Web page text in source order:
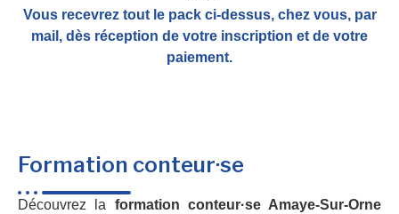
Vous recevrez tout le pack ci-dessus, chez vous, par
mail, dès réception de votre inscription et de votre
paiement.
Formation conteur·se
Découvrez la formation conteur·se Amaye-Sur-Orne